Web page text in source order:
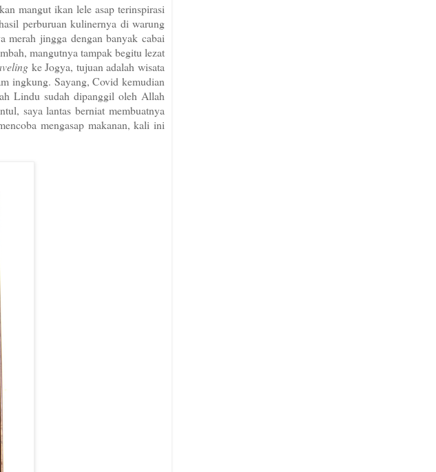
mangut ikan lele asap terinspirasi
perburuan kulinernya di warung
merah jingga dengan banyak cabai
mangutnya tampak begitu lezat
ke Jogya, tujuan adalah wisata
ingkung. Sayang, Covid kemudian
Lindu sudah dipanggil oleh Allah
saya lantas berniat membuatnya
mengasap makanan, kali ini